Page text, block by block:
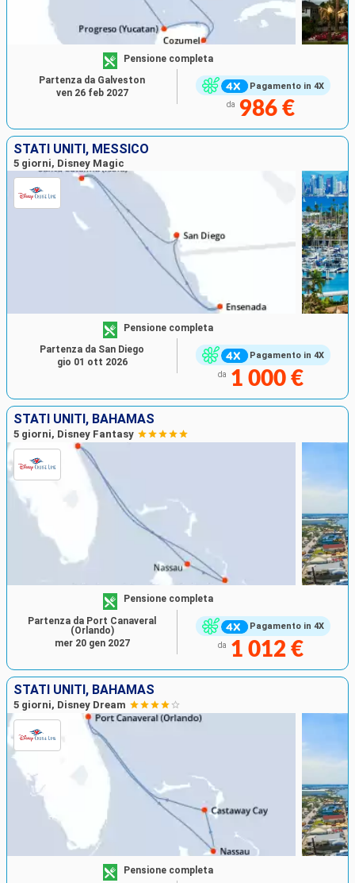
Pagamento in 4X
Pensione completa
da 986 €
Partenza da Galveston
ven 26 feb 2027
STATI UNITI, MESSICO
5 giorni, Disney Magic
Pagamento in 4X
Pensione completa
da 1 000 €
Partenza da San Diego
gio 01 ott 2026
STATI UNITI, BAHAMAS
5 giorni, Disney Fantasy
Pagamento in 4X
Pensione completa
da 1 012 €
Partenza da Port Canaveral
(Orlando)
mer 20 gen 2027
STATI UNITI, BAHAMAS
5 giorni, Disney Dream
Pensione completa